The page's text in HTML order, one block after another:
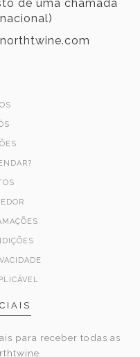
de uma chamada
para receber todas as